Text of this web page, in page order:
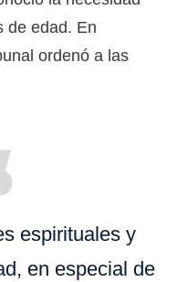
de edad. En
ordenó a las
espirituales y
en especial de